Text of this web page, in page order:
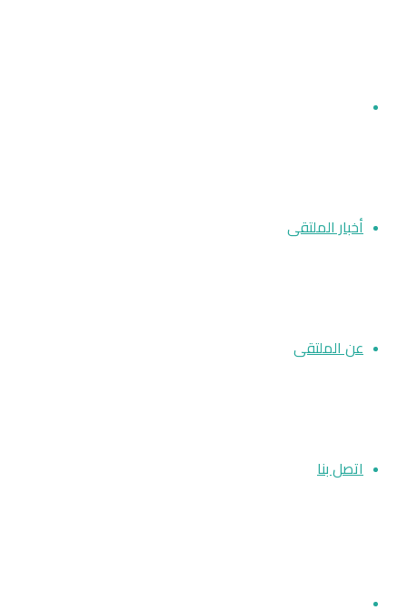
أخبار الملتقى
عن الملتقى
اتصل بنا